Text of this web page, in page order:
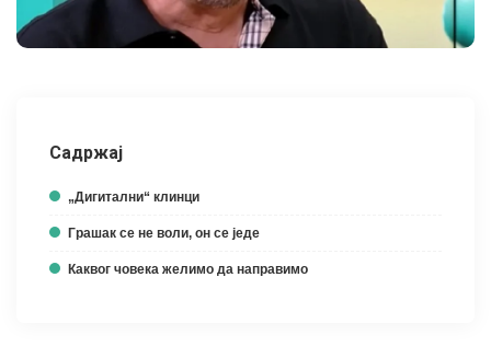
Садржај
„Дигитални“ клинци
Грашак се не воли, он се једе
Каквог човека желимо да направимо